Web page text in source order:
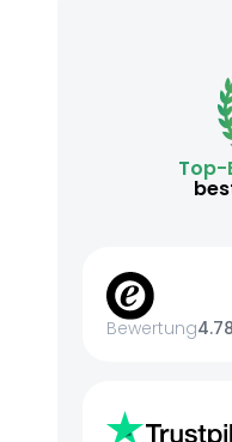
Top-
Bewertung4.78